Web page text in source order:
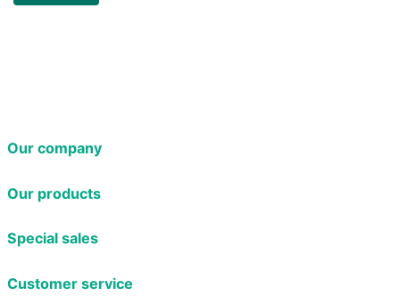
Our company
Our products
Special sales
Customer service